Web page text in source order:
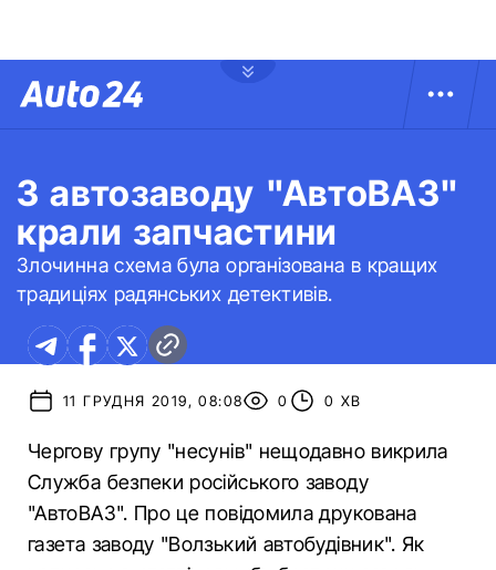
З автозаводу "АвтоВАЗ"
крали запчастини
Злочинна схема була організована в кращих
традиціях радянських детективів.
11 ГРУДНЯ 2019, 08:08 0 0 ХВ
Чергову групу "несунів" нещодавно викрила
Служба безпеки російського заводу
"АвтоВАЗ". Про це повідомила друкована
газета заводу "Волзький автобудівник". Як